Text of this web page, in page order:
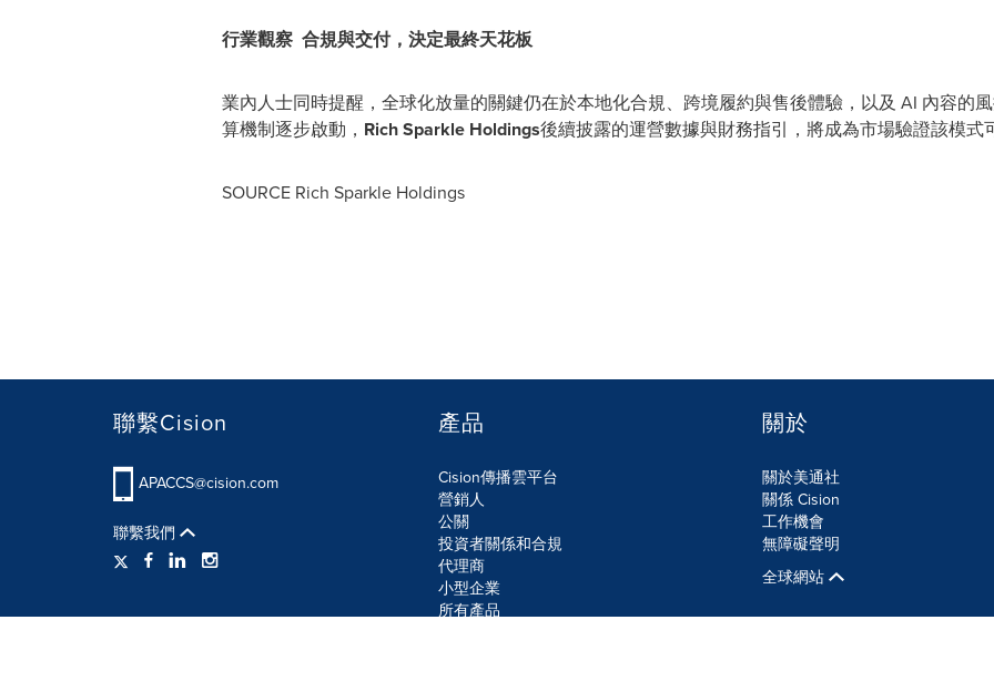
行業觀察 合規與交付，決定最終天花板
業內人士同時提醒，全球化放量的關鍵仍在於本地化合規、跨境履約與售後體驗，以及 AI 內容的
算機制逐步啟動， Rich Sparkle Holdings後續披露的運營數據與財務指引，將成為市場驗證該模式
SOURCE Rich Sparkle Holdings
聯繫Cision
APACCS@cision.com
聯繫我們
產品
Cision傳播雲平台
營銷人
公關
投資者關係和合規
代理商
小型企業
所有產品
關於
關於美通社
關係 Cision
工作機會
無障礙聲明
全球網站